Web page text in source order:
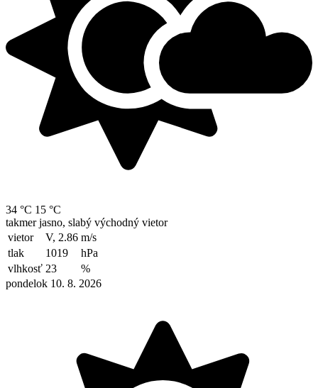
34 °C 15 °C
takmer jasno, slabý východný vietor
vietor
V, 2.86 m/s
tlak
1019
hPa
vlhkosť 23
%
pondelok 10. 8. 2026